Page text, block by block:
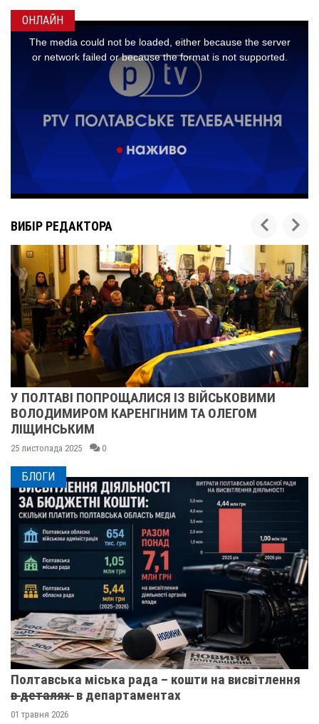
ОНЛАЙН
ВИБІР РЕДАКТОРА
У ПОЛТАВІ ПОПРОЩАЛИСЯ ІЗ ВІЙСЬКОВИМИ
ВОЛОДИМИРОМ КАРЕНГІНИМ ТА ОЛЕГОМ
ЛІЩИНСЬКИМ
25 листопада 2025 0
БЛОГИ
Полтавська міська рада – кошти на висвітлення
в̶ ̶д̶е̶т̶а̶л̶я̶х̶ ̶ в департаментах
01 травня 2026